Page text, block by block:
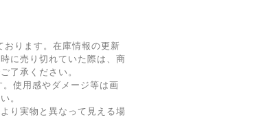
おります。在庫情報の更新
に売り切れていた際は、商
了承ください。
使用感やダメージ等は画
。
り実物と異なって見える場